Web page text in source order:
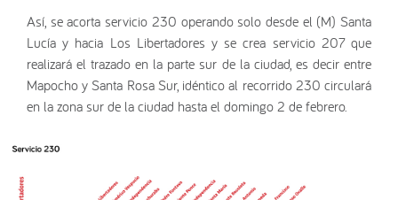
Así, se acorta servicio 230 operando solo desde el (M) Santa
Lucía y hacia Los Libertadores y se crea servicio 207 que
realizará el trazado en la parte sur de la ciudad, es decir entre
Mapocho y Santa Rosa Sur, idéntico al recorrido 230 circulará
en la zona sur de la ciudad hasta el domingo 2 de febrero.